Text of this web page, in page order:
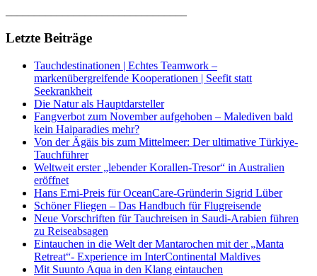
Letzte Beiträge
Tauchdestinationen | Echtes Teamwork –
markenübergreifende Kooperationen | Seefit statt
Seekrankheit
Die Natur als Hauptdarsteller
Fangverbot zum November aufgehoben – Malediven bald
kein Haiparadies mehr?
Von der Ägäis bis zum Mittelmeer: Der ultimative Türkiye-
Tauchführer
Weltweit erster „lebender Korallen-Tresor“ in Australien
eröffnet
Hans Erni-Preis für OceanCare-Gründerin Sigrid Lüber
Schöner Fliegen – Das Handbuch für Flugreisende
Neue Vorschriften für Tauchreisen in Saudi-Arabien führen
zu Reiseabsagen
Eintauchen in die Welt der Mantarochen mit der „Manta
Retreat“- Experience im InterContinental Maldives
Mit Suunto Aqua in den Klang eintauchen